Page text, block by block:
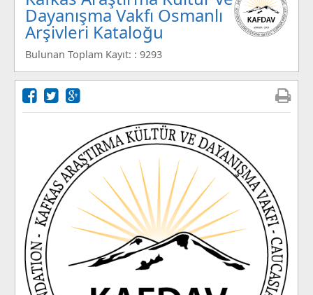
Dayanışma Vakfı Osmanlı
Arşivleri Kataloğu
Bulunan Toplam Kayıt: : 9293